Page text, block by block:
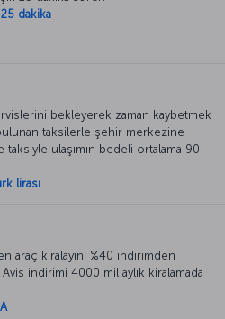
25 dakika
bekleyerek zaman kaybetmek
taksilerle şehir merkezine
ulaşımın bedeli ortalama 90-
lirası
araç kiralayın, %40 indirimden
Avis indirimi 4000 mil aylık kiralamada